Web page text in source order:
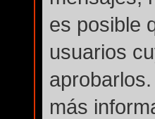
es posible
usuarios
más